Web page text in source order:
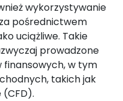
wykorzystywanie
pośrednictwem
uciążliwe. Takie
prowadzone
finansowych, w tym
takich jak